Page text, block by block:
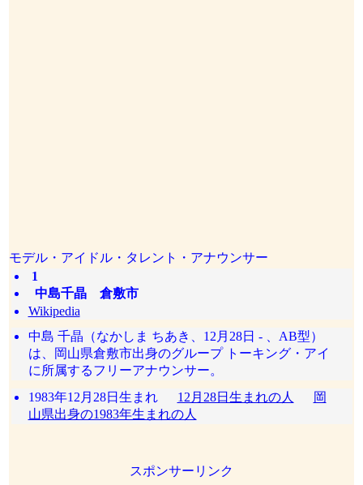
モデル・アイドル・タレント・アナウンサー
1
中島千晶 倉敷市
Wikipedia
中島 千晶（なかしま ちあき、12月28日 - 、AB型）
は、岡山県倉敷市出身のグループ トーキング・アイ
に所属するフリーアナウンサー。
1983年12月28日生まれ 12月28日生まれの人
岡
山県出身の1983年生まれの人
スポンサーリンク